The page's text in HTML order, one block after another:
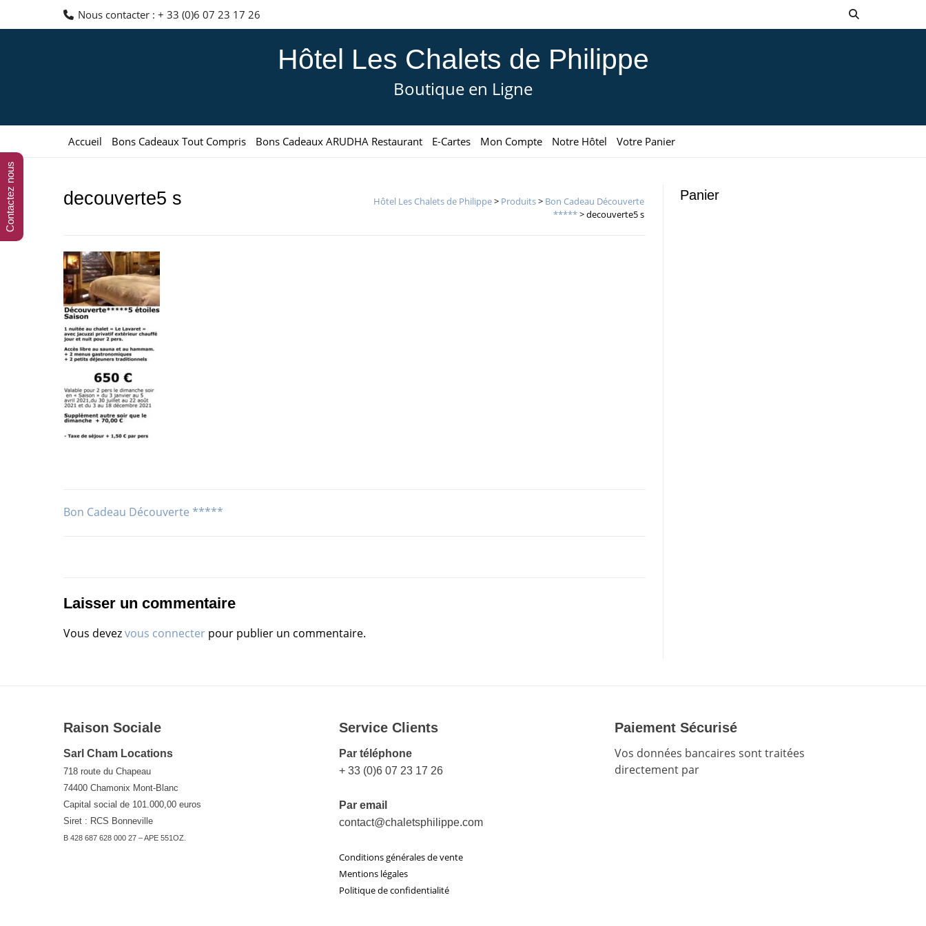
Nous contacter : + 33 (0)6 07 23 17 26
Hôtel Les Chalets de Philippe
Boutique en Ligne
Accueil Bons Cadeaux Tout Compris Bons Cadeaux ARUDHA Restaurant E-Cartes Mon Compte Notre Hôtel Votre Panier
decouverte5 s Hôtel Les Chalets de Philippe> Produits> Bon Cadeau Découverte
*****>decouverte5 s
Navigation
Bon Cadeau Découverte *****
Laisser un commentaire
Vous devezvous connecter pour publier un commentaire.
Panier
Raison Sociale
Sarl Cham Locations
718 route du Chapeau
74400 Chamonix Mont-Blanc
Capital social de 101.000,00 euros
Siret : RCS Bonneville
B 428 687 628 000 27 – APE 551OZ.
Service Clients
Par téléphone
+ 33 (0)6 07 23 17 26
Par email
contact@chaletsphilippe.com
Conditions générales de vente
Mentions légales
Politique de confidentialité
Paiement Sécurisé
Vos données bancaires sont traitées
directement par
Contactez nous